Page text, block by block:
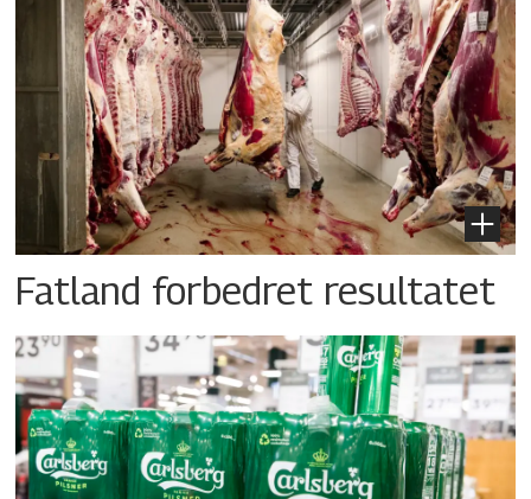
Fatland forbedret resultatet